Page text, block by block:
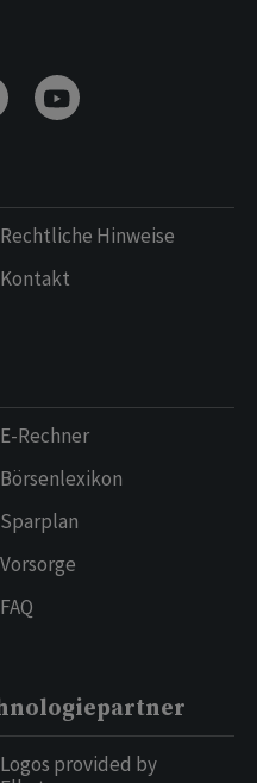
Rechtliche Hinweise
Kontakt
E-Rechner
Börsenlexikon
Sparplan
Vorsorge
FAQ
Logos provided by